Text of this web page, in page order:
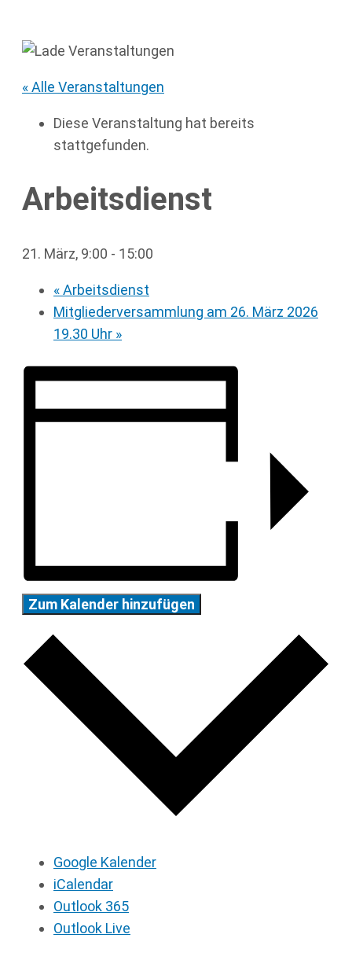
« Alle Veranstaltungen
Diese Veranstaltung hat bereits
stattgefunden.
Arbeitsdienst
21. März, 9:00 - 15:00
«Arbeitsdienst
Mitgliederversammlung am 26. März 2026
19.30 Uhr »
Zum Kalender hinzufügen
Google Kalender
iCalendar
Outlook 365
Outlook Live